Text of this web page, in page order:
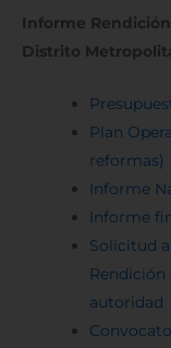
Informe
Distrito
Plan
reformas)
Informe
Informe
Solicitud
Rendición
autoridad